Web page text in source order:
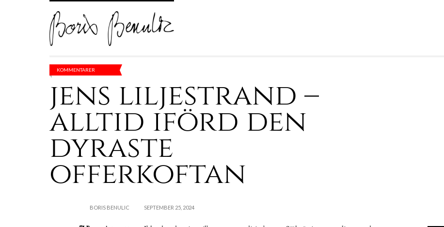
KOMMENTARER
jens liljestrand –
alltid iförd den
dyraste
offerkoftan
BORIS BENULIC SEPTEMBER 25, 2024